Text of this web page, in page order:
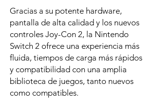
Gracias a su potente hardware,
pantalla de alta calidad y los nuevos
controles Joy-Con 2, la Nintendo
Switch 2 ofrece una experiencia más
fluida, tiempos de carga más rápidos
y compatibilidad con una amplia
biblioteca de juegos, tanto nuevos
como compatibles.